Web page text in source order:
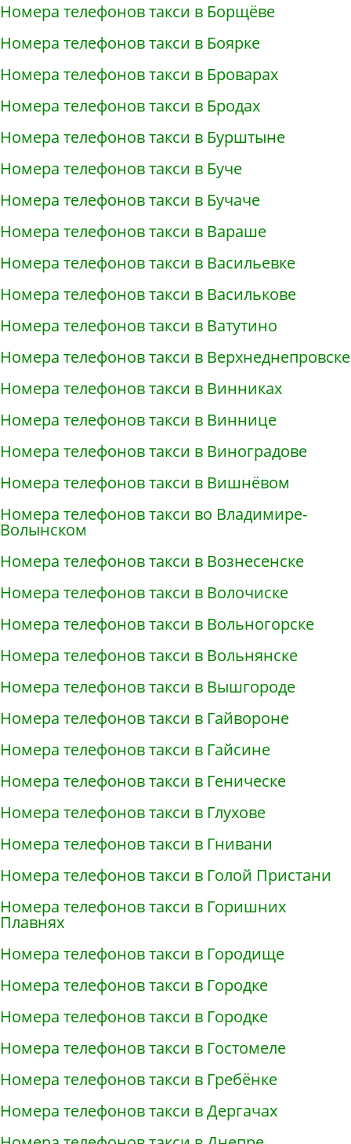
Номера телефонов такси в Борщёве
Номера телефонов такси в Боярке
Номера телефонов такси в Броварах
Номера телефонов такси в Бродах
Номера телефонов такси в Бурштыне
Номера телефонов такси в Буче
Номера телефонов такси в Бучаче
Номера телефонов такси в Вараше
Номера телефонов такси в Васильевке
Номера телефонов такси в Василькове
Номера телефонов такси в Ватутино
Номера телефонов такси в Верхнеднепровске
Номера телефонов такси в Винниках
Номера телефонов такси в Виннице
Номера телефонов такси в Виноградове
Номера телефонов такси в Вишнёвом
Номера телефонов такси во Владимире-
Волынском
Номера телефонов такси в Вознесенске
Номера телефонов такси в Волочиске
Номера телефонов такси в Вольногорске
Номера телефонов такси в Вольнянске
Номера телефонов такси в Вышгороде
Номера телефонов такси в Гайвороне
Номера телефонов такси в Гайсине
Номера телефонов такси в Геническе
Номера телефонов такси в Глухове
Номера телефонов такси в Гнивани
Номера телефонов такси в Голой Пристани
Номера телефонов такси в Горишних
Плавнях
Номера телефонов такси в Городище
Номера телефонов такси в Городке
Номера телефонов такси в Городке
Номера телефонов такси в Гостомеле
Номера телефонов такси в Гребёнке
Номера телефонов такси в Дергачах